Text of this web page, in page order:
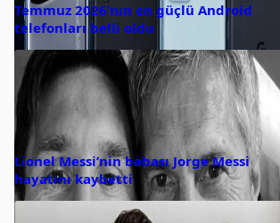
Temmuz 2026’nın en güçlü Android
telefonları belli oldu
Lionel Messi’nin babası Jorge Messi
hayatını kaybetti